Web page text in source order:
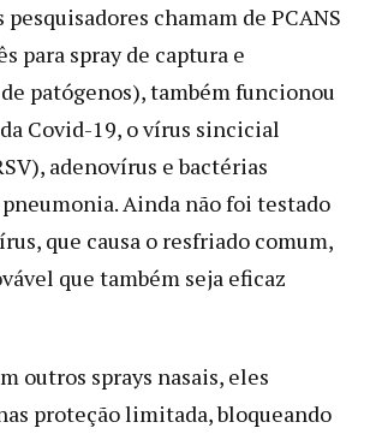
pesquisadores chamam de PCANS
para spray de captura e
patógenos), também funcionou
Covid-19, o vírus sincicial
adenovírus e bactérias
pneumonia. Ainda não foi testado
que causa o resfriado comum,
que também seja eficaz
outros sprays nasais, eles
proteção limitada, bloqueando